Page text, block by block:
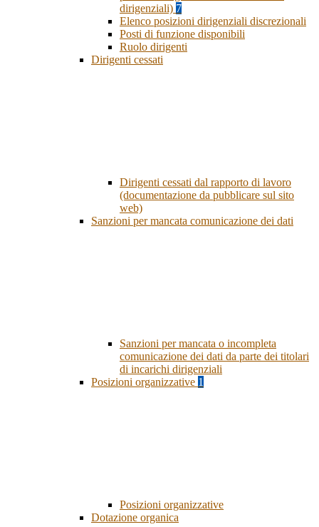
dirigenziali) 7
Elenco posizioni dirigenziali discrezionali
Posti di funzione disponibili
Ruolo dirigenti
Dirigenti cessati
Dirigenti cessati dal rapporto di lavoro
(documentazione da pubblicare sul sito
web)
Sanzioni per mancata comunicazione dei dati
Sanzioni per mancata o incompleta
comunicazione dei dati da parte dei titolari
di incarichi dirigenziali
Posizioni organizzative 1
Posizioni organizzative
Dotazione organica